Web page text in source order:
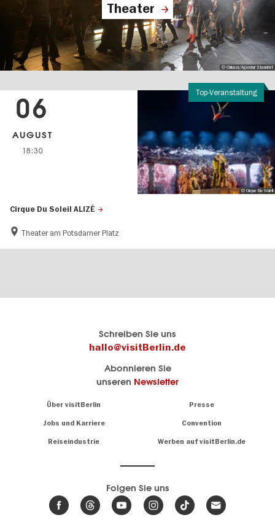
Theater
© Chiussi/Agentur StandArt
Top-Veranstaltung
Cirque Du Soleil ALIZÉ
Theater am Potsdamer Platz
06
AUGUST
18:30
© Cirque Du Soleil
Schreiben Sie uns
hallo@visitBerlin.de
Abonnieren Sie
unseren Newsletter
Über visitBerlin Presse
Jobs und Karriere Convention
Reiseindustrie Werben auf visitBerlin.de
sind
für Sie da.
Tickets
Wir haben den
Insidertipps
Folgen Sie uns